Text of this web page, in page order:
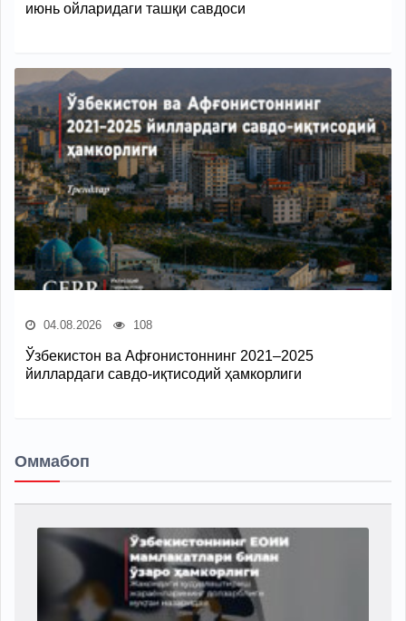
июнь ойларидаги ташқи савдоси
04.08.2026 108
Ўзбекистон ва Афғонистоннинг 2021–2025
йиллардаги савдо-иқтисодий ҳамкорлиги
Оммабоп